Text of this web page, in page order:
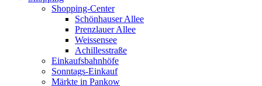
Shopping-Center
Schönhauser Allee
Prenzlauer Allee
Weissensee
Achillesstraße
Einkaufsbahnhöfe
Sonntags-Einkauf
Märkte in Pankow